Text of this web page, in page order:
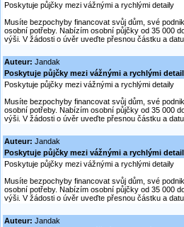
Poskytuje půjčky mezi vážnými a rychlými detaily
Musíte bezpochyby financovat svůj dům, své
osobní potřeby. Nabízím osobní půjčky od 35 000
výši. V žádosti o úvěr uveďte přesnou částku a
Auteur: Jandak
Poskytuje půjčky mezi vážnými a rychlými
Poskytuje půjčky mezi vážnými a rychlými detaily
Musíte bezpochyby financovat svůj dům, své
osobní potřeby. Nabízím osobní půjčky od 35 000
výši. V žádosti o úvěr uveďte přesnou částku a
Auteur: Jandak
Poskytuje půjčky mezi vážnými a rychlými
Poskytuje půjčky mezi vážnými a rychlými detaily
Musíte bezpochyby financovat svůj dům, své
osobní potřeby. Nabízím osobní půjčky od 35 000
výši. V žádosti o úvěr uveďte přesnou částku a
Auteur: Jandak